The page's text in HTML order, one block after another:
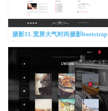
摄影11-宽屏大气时尚摄影bootstrap